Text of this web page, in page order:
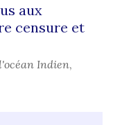
aux
censure et
Indien,